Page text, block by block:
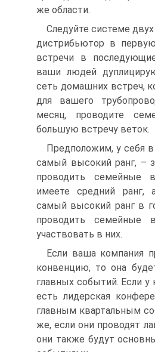
же области.
Следуйте системе
дистрибьютор в
встречи в
ваши людей
сеть домашних встреч,
для вашего
месяц, проводите
большую встречу веток.
Предположим, у себя
самый высокий ранг, –
проводить семейные
имеете средний
самый высокий ранг в
проводить
участвовать в них.
Если ваша компания
конвенцию, то она
главных событий. Если у
есть лидерская
главным квартальным
же, если они проводят
они также будут